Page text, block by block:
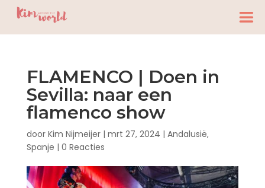
FLAMENCO | Doen in
Sevilla: naar een
flamenco show
door Kim Nijmeijer| mrt 27, 2024 | Andalusië,
Spanje | 0 Reacties